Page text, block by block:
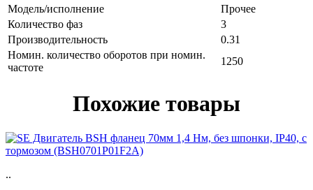
Модель/исполнение
Прочее
Количество фаз
3
Производительность
0.31
Номин. количество оборотов при номин.
частоте
1250
Похожие товары
..